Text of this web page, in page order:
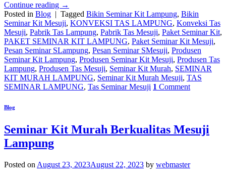
Continue reading →
Posted in Blog | Tagged Bikin Seminar Kit Lampung, Bikin
Seminar Kit Mesuji, KONVEKSI TAS LAMPUNG, Konveksi Tas
Mesuji, Pabrik Tas Lampung, Pabrik Tas Mesuji, Paket Seminar Kit,
PAKET SEMINAR KIT LAMPUNG, Paket Seminar Kit Mesuji,
Pesan Seminar SLampung, Pesan Seminar SMesuji, Produsen
Seminar Kit Lampung, Produsen Seminar Kit Mesuji, Produsen Tas
Lampung, Produsen Tas Mesuji, Seminar Kit Murah, SEMINAR
KIT MURAH LAMPUNG, Seminar Kit Murah Mesuji, TAS
SEMINAR LAMPUNG, Tas Seminar Mesuji 1 Comment
Blog
Seminar Kit Murah Berkualitas Mesuji
Lampung
Posted on August 23, 2023August 22, 2023 by webmaster